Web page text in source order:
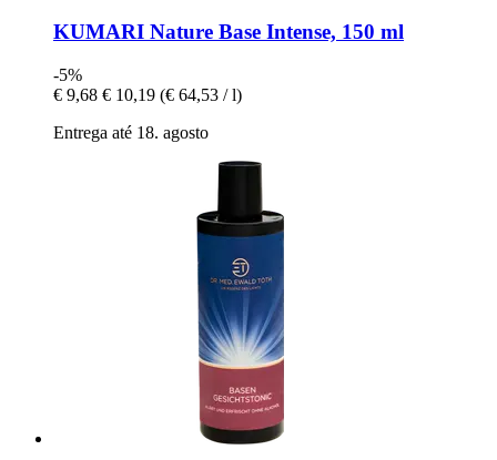
KUMARI Nature Base Intense, 150 ml
-5%
€ 9,68 € 10,19 (€ 64,53 / l)
Entrega até 18. agosto